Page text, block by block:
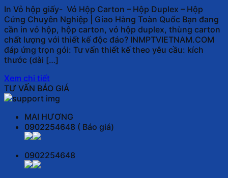
In Vỏ hộp giấy- Vỏ Hộp Carton – Hộp Duplex – Hộp
Cứng Chuyên Nghiệp | Giao Hàng Toàn Quốc Bạn đang
cần in vỏ hộp, hộp carton, vỏ hộp duplex, thùng carton
chất lượng với thiết kế độc đáo? INMPTVIETNAM.COM
đáp ứng trọn gói: Tư vấn thiết kế theo yêu cầu: kích
thước (dài […]
Xem chi tiết
TƯ VẤN BÁO GIÁ
MAI HƯƠNG
0902254648 ( Báo giá)
0902254648